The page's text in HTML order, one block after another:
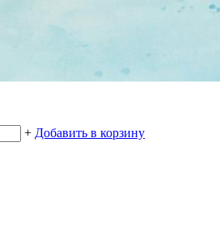
+ Добавить в корзину